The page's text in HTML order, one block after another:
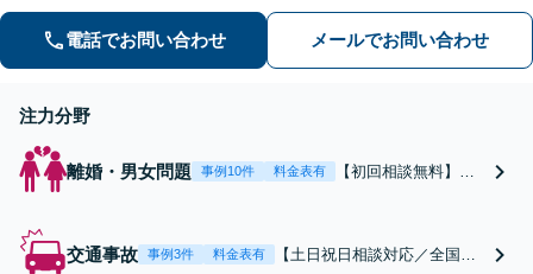
電話でお問い合わせ メールでお問い合わせ
注力分野
離婚・男女問題 事例10件 料金表有
【初回相談無料】あ
況を丁寧にお聞きし
交通事故 事例3件 料金表有
【土日祝日相談対応／全国対